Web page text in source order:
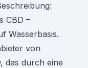
CBD –
Wasserbasis.
von
das durch eine